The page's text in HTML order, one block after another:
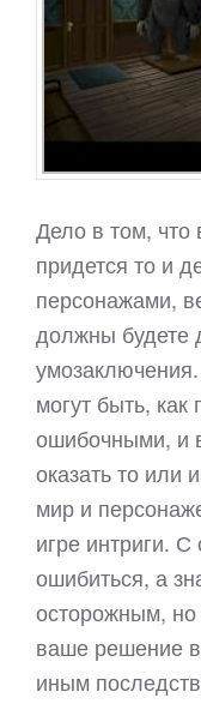
Дело в том,
придется то и
персонажами,
должны будете
могут быть,
ошибочными, и
оказать то или
мир и
игре интриги.
ошибиться, а
осторожным,
ваше решение
иным